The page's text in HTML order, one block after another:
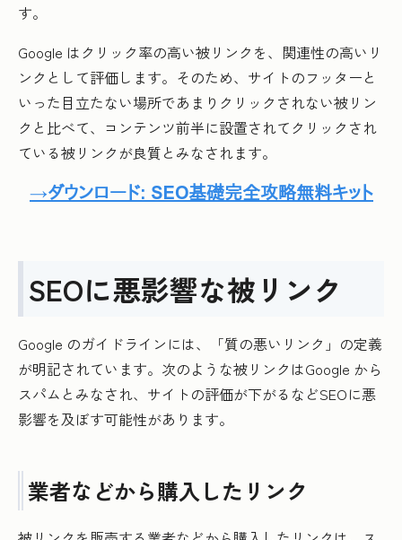
す。
Google はクリック率の高い被リンクを、関連性の高いリ
ンクとして評価します。そのため、サイトのフッターと
いった目立たない場所であまりクリックされない被リン
クと比べて、コンテンツ前半に設置されてクリックされ
ている被リンクが良質とみなされます。
SEOに悪影響な被リンク
Google のガイドラインには、「質の悪いリンク」の定義
が明記されています。次のような被リンクはGoogle から
スパムとみなされ、サイトの評価が下がるなどSEOに悪
影響を及ぼす可能性があります。
業者などから購入したリンク